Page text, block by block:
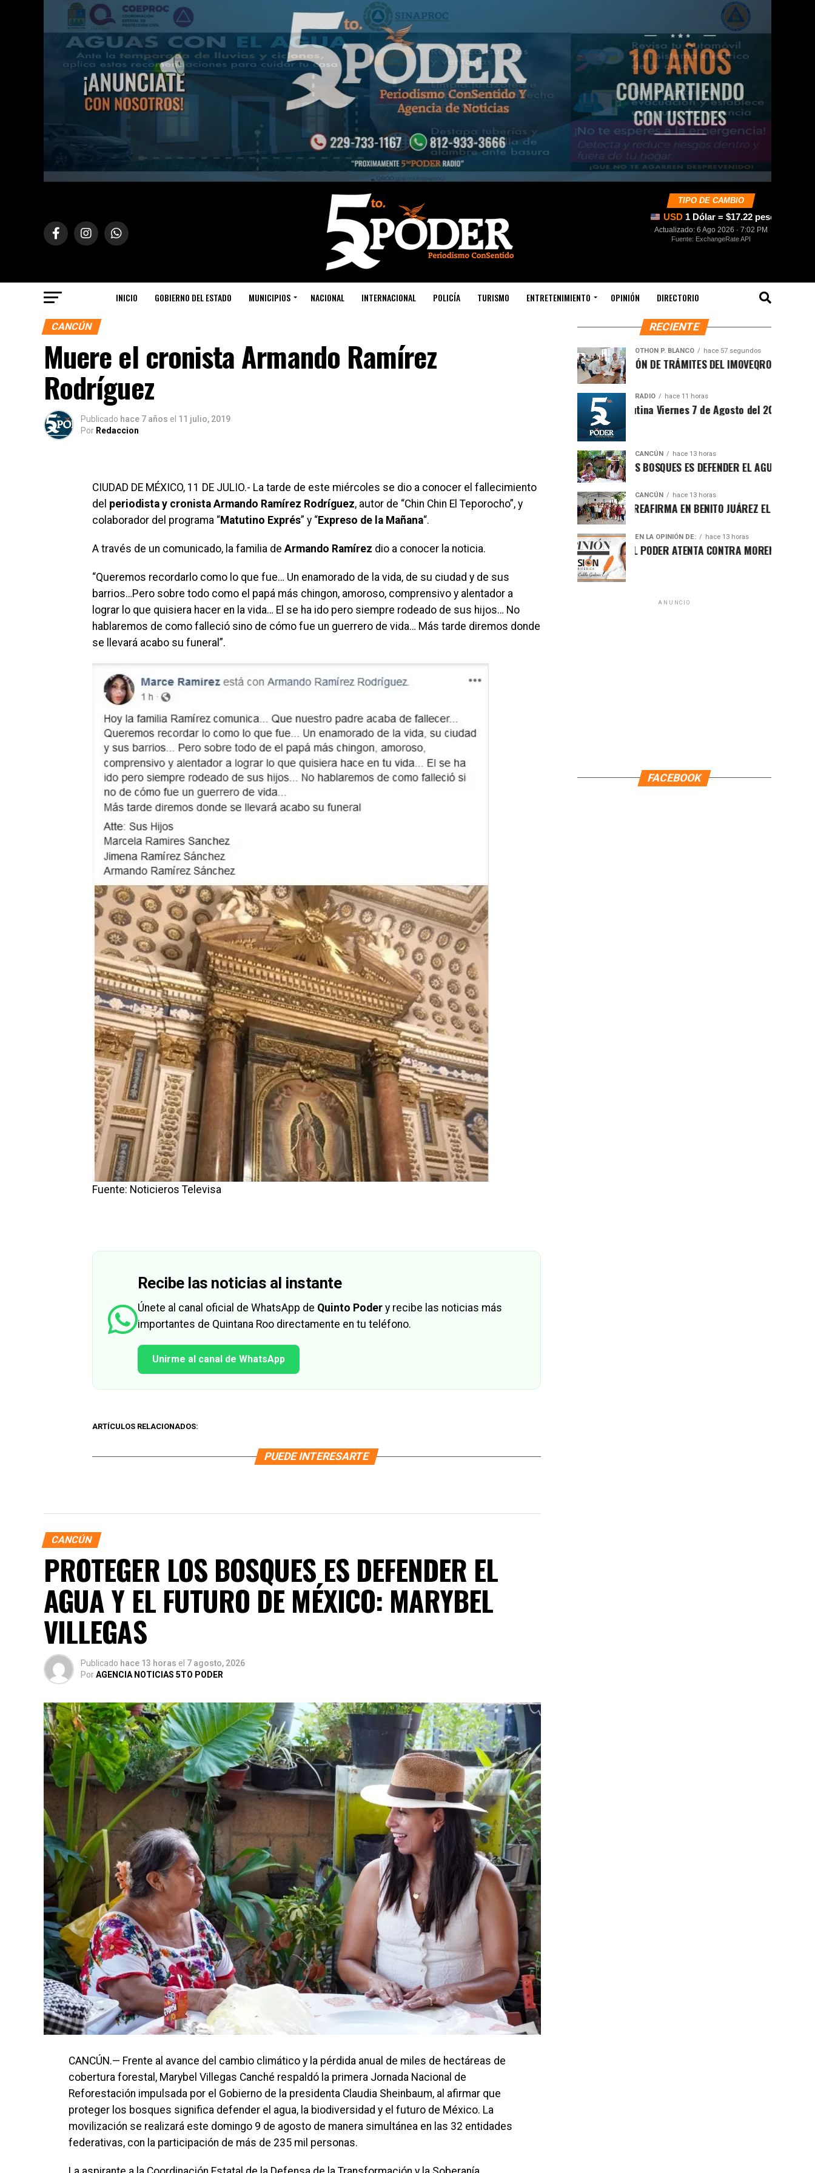
TIPO DE CAMBIO
USD 1 Dólar = $17.22 pesos
Actualizado: 6 Ago 2026 · 7:02 PM
Fuente: ExchangeRate API
INICIO GOBIERNO DEL ESTADO MUNICIPIOS NACIONAL INTERNACIONAL POLICÍA TURISMO ENTRETENIMIENTO OPINIÓN DIRECTORIO
CANCÚN
Muere el cronista Armando Ramírez
Rodríguez
Publicado hace 7 años el 11 julio, 2019
Por Redaccion
CIUDAD DE MÉXICO, 11 DE JULIO.- La tarde de este miércoles se dio a conocer el fallecimiento
del periodista y cronista Armando Ramírez Rodríguez, autor de “Chin Chin El Teporocho”, y
colaborador del programa “Matutino Exprés” y “Expreso de la Mañana“.
A través de un comunicado, la familia de Armando Ramírez dio a conocer la noticia.
“Queremos recordarlo como lo que fue… Un enamorado de la vida, de su ciudad y de sus
barrios…Pero sobre todo como el papá más chingon, amoroso, comprensivo y alentador a
lograr lo que quisiera hacer en la vida… El se ha ido pero siempre rodeado de sus hijos… No
hablaremos de como falleció sino de cómo fue un guerrero de vida… Más tarde diremos donde
se llevará acabo su funeral”.
Fuente: Noticieros Televisa
Recibe las noticias al instante
Únete al canal oficial de WhatsApp de Quinto Poder y recibe las noticias más
importantes de Quintana Roo directamente en tu teléfono.
Unirme al canal de WhatsApp
ARTÍCULOS RELACIONADOS:
PUEDE INTERESARTE
CANCÚN
PROTEGER LOS BOSQUES ES DEFENDER EL
AGUA Y EL FUTURO DE MÉXICO: MARYBEL
VILLEGAS
Publicado hace 13 horas el 7 agosto, 2026
PorAGENCIA NOTICIAS 5TO PODER
CANCÚN.— Frente al avance del cambio climático y la pérdida anual de miles de hectáreas de
cobertura forestal, Marybel Villegas Canché respaldó la primera Jornada Nacional de
Reforestación impulsada por el Gobierno de la presidenta Claudia Sheinbaum, al afirmar que
proteger los bosques significa defender el agua, la biodiversidad y el futuro de México. La
movilización se realizará este domingo 9 de agosto de manera simultánea en las 32 entidades
federativas, con la participación de más de 235 mil personas.
RECIENTE
OTHON P. BLANCO hace 57 segundos
MODERNIZACIÓN DE TRÁMITES DEL IMOVEQROO ACERCA
RADIO hace 11 horas
Sintesis Matutina Viernes 7 de Agosto del 2026
CANCÚN hace 13 horas
PROTEGER LOS BOSQUES ES DEFENDER EL AGUA Y EL FUTURO
CANCÚN hace 13 horas
RAFA MARÍN REAFIRMA EN BENITO JUÁREZ EL LLAMADO A
EN LA OPINIÓN DE: hace 13 horas
LUCHA POR EL PODER ATENTA CONTRA MORENA EN Q.ROO
ANUNCIO
FACEBOOK